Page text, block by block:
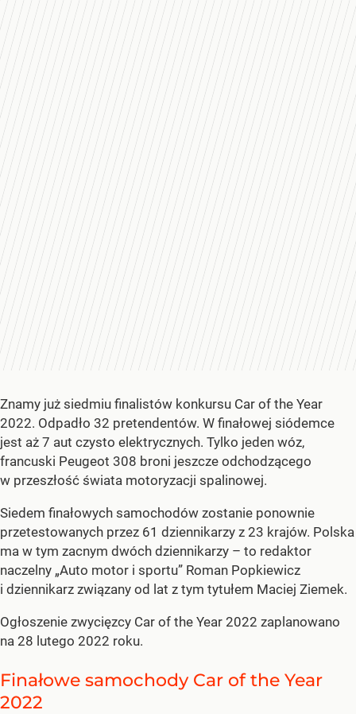
Znamy już siedmiu finalistów konkursu Car of the Year
2022. Odpadło 32 pretendentów. W finałowej siódemce
jest aż 7 aut czysto elektrycznych. Tylko jeden wóz,
francuski Peugeot 308 broni jeszcze odchodzącego
w przeszłość świata motoryzacji spalinowej.
Siedem finałowych samochodów zostanie ponownie
przetestowanych przez 61 dziennikarzy z 23 krajów. Polska
ma w tym zacnym dwóch dziennikarzy – to redaktor
naczelny „Auto motor i sportu” Roman Popkiewicz
i dziennikarz związany od lat z tym tytułem Maciej Ziemek.
Ogłoszenie zwycięzcy Car of the Year 2022 zaplanowano
na 28 lutego 2022 roku.
Finałowe samochody Car of the Year
2022